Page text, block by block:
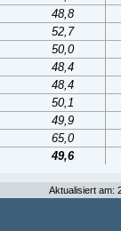
48,8
52,7
50,0
48,4
48,4
50,1
49,9
65,0
49,6
Aktualisiert am: